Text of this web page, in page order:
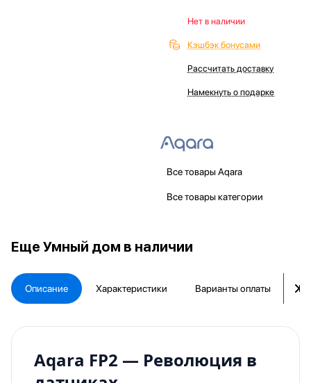
Нет в наличии
Кэшбэк бонусами
Рассчитать доставку
Намекнуть о подарке
Все товары Aqara
Все товары категории
Еще Умный дом в наличии
Описание Характеристики Варианты оплаты
Aqara FP2 — Революция в